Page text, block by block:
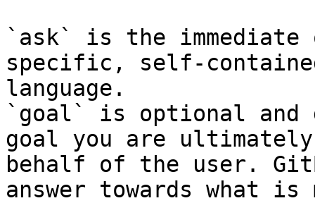
`ask` is the
specific, self-
language.
`goal` is optional and
goal you are
behalf of the user.
answer towards what